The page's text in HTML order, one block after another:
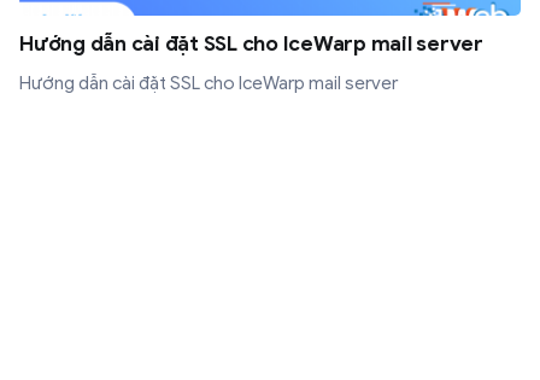
Hướng dẫn cài đặt SSL cho IceWarp mail server
Hướng dẫn cài đặt SSL cho IceWarp mail server